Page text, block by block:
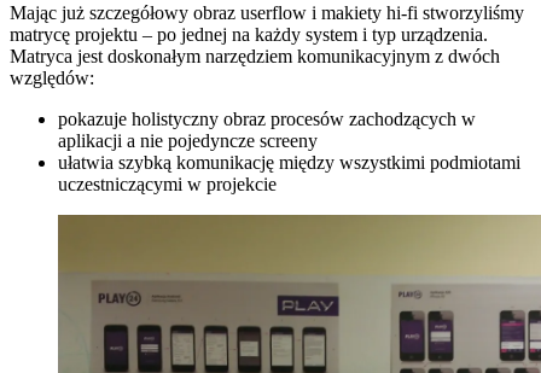
Mając już szczegółowy obraz userflow i makiety hi-fi stworzyliśmy
matrycę projektu – po jednej na każdy system i typ urządzenia.
Matryca jest doskonałym narzędziem komunikacyjnym z dwóch
względów:
pokazuje holistyczny obraz procesów zachodzących w
aplikacji a nie pojedyncze screeny
ułatwia szybką komunikację między wszystkimi podmiotami
uczestniczącymi w projekcie